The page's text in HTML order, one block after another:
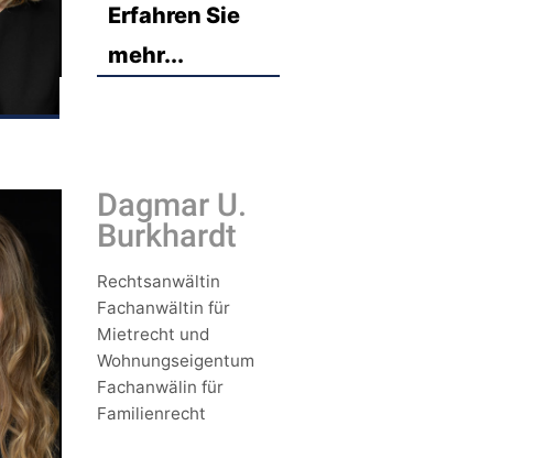
Erfahren Sie
mehr...
Dagmar U.
Burkhardt
Rechtsanwältin
Fachanwältin für
Mietrecht und
Wohnungseigentum
Fachanwälin für
Familienrecht